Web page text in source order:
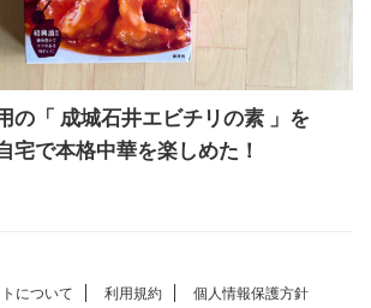
の「 成城石井エビチリの素 」を
宅で本格中華を楽しめた！
について 利用規約 個人情報保護方針